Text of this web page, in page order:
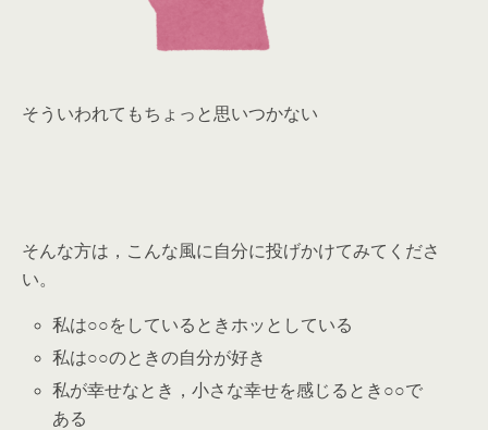
そういわれてもちょっと思いつかない
そんな方は，こんな風に自分に投げかけてみてくださ
い。
私は○○をしているときホッとしている
私は○○のときの自分が好き
私が幸せなとき，小さな幸せを感じるとき○○で
ある